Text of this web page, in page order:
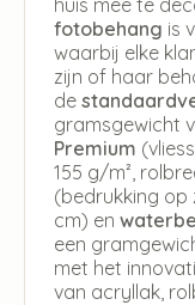
fotobehang is
waarbij elke
zijn of haar
de
gramsgewicht
Premium
155 g/m²,
(bedrukking op
cm) en
een
met het
van acryllak,